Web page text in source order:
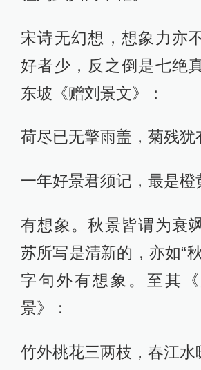
宋诗无幻想，想象力亦
好者少，反之倒是七绝
东坡《赠刘景文》：
荷尽已无擎雨盖，菊残犹
一年好景君须记，最是橙
有想象。秋景皆谓为衰
苏所写是清新的，亦如“
字句外有想象。至其
景》：
竹外桃花三两枝，春江水